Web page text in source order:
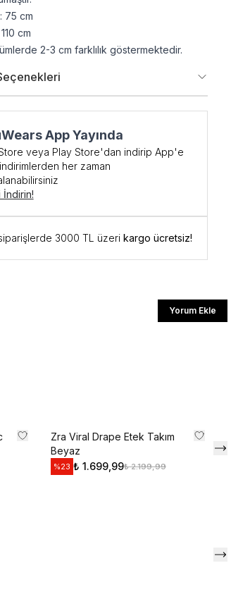
75 cm
cm
2-3 cm farklılık göstermektedir.
App Yayında
veya Play Store'dan indirip App'e
her zaman
İndirin!
3000 TL üzeri kargo ücretsiz!
Yorum Ekle
Zra Viral Drape Etek Takım
Beyaz
%23 ₺ 1.699,99₺ 2.199,99